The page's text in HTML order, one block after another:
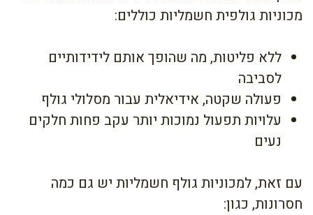
מכוניות גולפית חשמליות כוללים:
ללא פליטות, מה שהופך אותם לידידותיים
לסביבה
פעולה שקטה, אידיאלית עבור מסלולי גולף
עלויות תפעול נמוכות יותר עקב פחות חלקים
נעים
עם זאת, למכוניות גולף חשמליות יש גם כמה
חסרונות, כגון: